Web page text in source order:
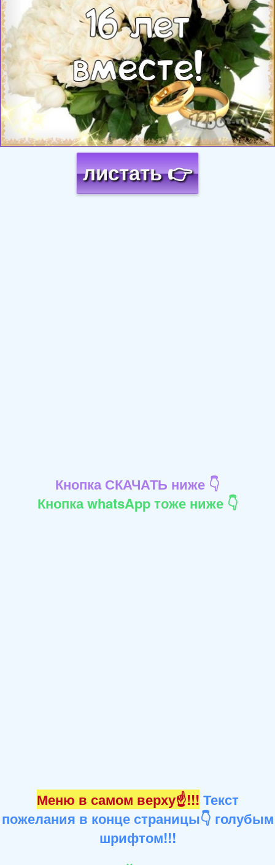
листать 👉
Кнопка СКАЧАТЬ ниже 👇
Кнопка whatsApp тоже ниже 👇
Меню в самом верху☝!!! Текст
пожелания в конце страницы👇 голубым
шрифтом!!!